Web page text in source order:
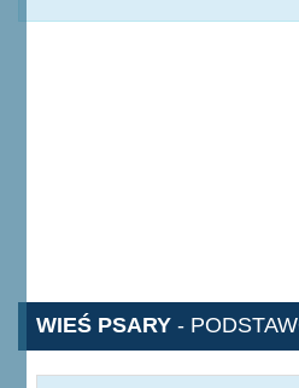
WIEŚ PSARY -